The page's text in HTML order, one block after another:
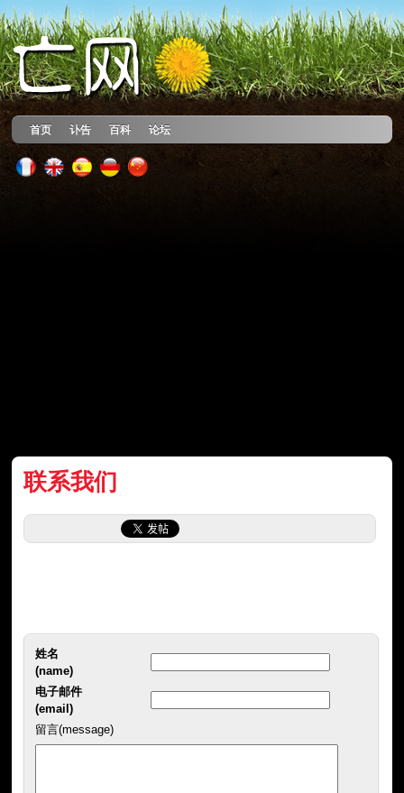
首页 讣告 百科 论坛
联系我们
姓名
(name)
电子邮件
(email)
留言(message)